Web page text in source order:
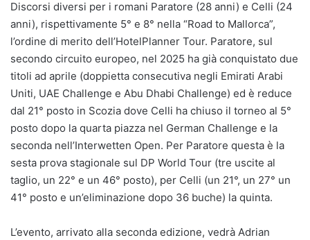
Discorsi diversi per i romani Paratore (28 anni) e Celli (24
anni), rispettivamente 5° e 8° nella “Road to Mallorca”,
l’ordine di merito dell’HotelPlanner Tour. Paratore, sul
secondo circuito europeo, nel 2025 ha già conquistato due
titoli ad aprile (doppietta consecutiva negli Emirati Arabi
Uniti, UAE Challenge e Abu Dhabi Challenge) ed è reduce
dal 21° posto in Scozia dove Celli ha chiuso il torneo al 5°
posto dopo la quarta piazza nel German Challenge e la
seconda nell’Interwetten Open. Per Paratore questa è la
sesta prova stagionale sul DP World Tour (tre uscite al
taglio, un 22° e un 46° posto), per Celli (un 21°, un 27° un
41° posto e un’eliminazione dopo 36 buche) la quinta.
L’evento, arrivato alla seconda edizione, vedrà Adrian